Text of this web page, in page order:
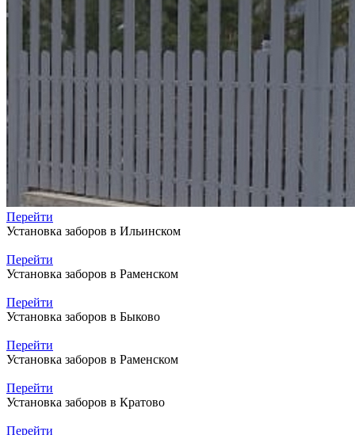
Перейти
Установка заборов в Ильинском
Перейти
Установка заборов в Раменском
Перейти
Установка заборов в Быково
Перейти
Установка заборов в Раменском
Перейти
Установка заборов в Кратово
Перейти